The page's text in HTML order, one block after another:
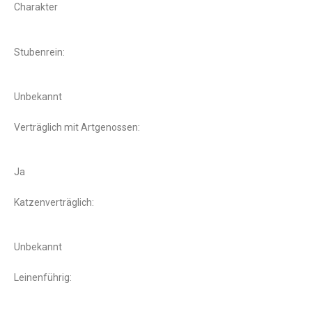
Charakter
Stubenrein:
Unbekannt
Verträglich mit Artgenossen:
Ja
Katzenverträglich:
Unbekannt
Leinenführig: